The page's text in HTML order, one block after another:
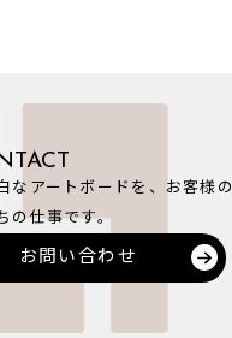
なアートボードを、お客様の
の仕事です。
お問い合わせ